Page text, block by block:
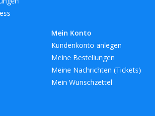
Mein Konto
Kundenkonto anlegen
Meine Bestellungen
Meine Nachrichten (Tickets)
Mein Wunschzettel